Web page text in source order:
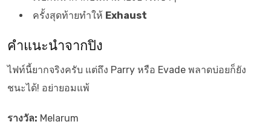
ครั้งสุดท้ายทำให้ Exhaust
คำแนะนำจากปิง
ไฟท์นี้ยากจริงครับ แต่ถึง Parry หรือ Evade พลาดบ่อยก็ยัง
ชนะได้! อย่ายอมแพ้
รางวัล: Melarum